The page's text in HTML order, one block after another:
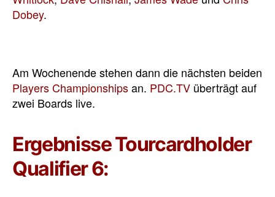
Dobey.
Am Wochenende stehen dann die nächsten beiden
Players Championshipsan. PDC.TV überträgt auf
zwei Boards live.
Ergebnisse Tourcardholder
Qualifier 6: